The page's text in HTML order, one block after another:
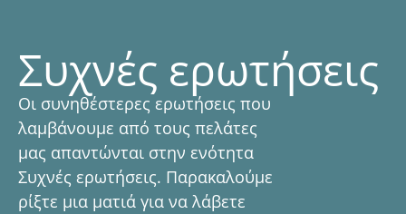
Συχνές ερωτήσεις
Οι συνηθέστερες ερωτήσεις που
λαμβάνουμε από τους πελάτες
μας απαντώνται στην ενότητα
Συχνές ερωτήσεις. Παρακαλούμε
ρίξτε μια ματιά για να λάβετε